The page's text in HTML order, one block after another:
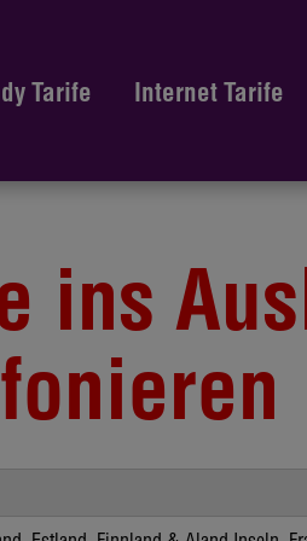
Tarife Internet Tarife
ins